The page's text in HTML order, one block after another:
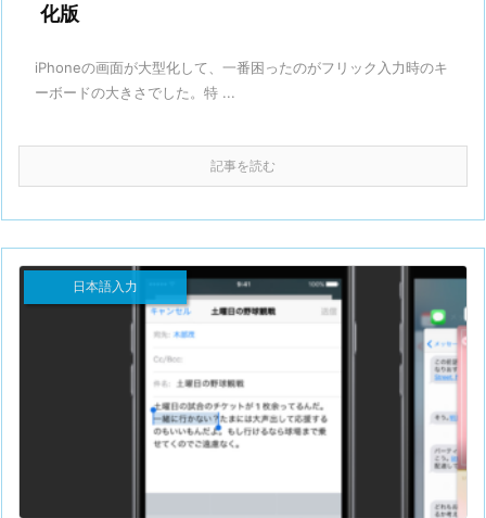
化版
iPhoneの画面が大型化して、一番困ったのがフリック入力時のキ
ーボードの大きさでした。特 ...
記事を読む
日本語入力